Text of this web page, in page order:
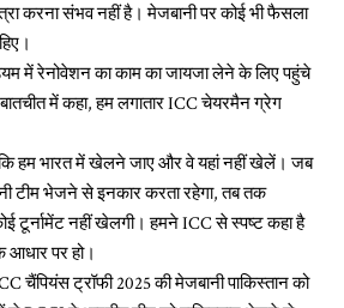
करना संभव नहीं है। मेजबानी पर कोई भी फैसला
में रेनोवेशन का काम का जायजा लेने के लिए पहुंचे
में कहा, हम लगातार ICC चेयरमैन ग्रेग
कि हम भारत में खेलने जाए और वे यहां नहीं खेलें। जब
टीम भेजने से इनकार करता रहेगा, तब तक
टूर्नामेंट नहीं खेलगी। हमने ICC से स्पष्ट कहा है
आधार पर हो।
चैंपियंस ट्रॉफी 2025 की मेजबानी पाकिस्तान को